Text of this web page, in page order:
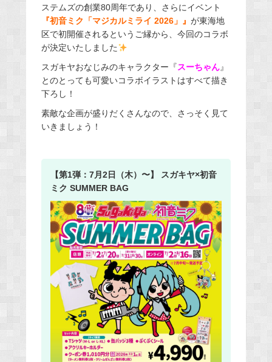
ステムズの創業80周年であり、さらにイベント
『初音ミク「マジカルミライ 2026」』 が東海地
区で初開催されるというご縁から、今回のコラボ
が決定いたしました
スガキヤおなじみのキャラクター『スーちゃん』
とのとっても可愛いコラボイラストはすべて描き
下ろし！
素敵な企画が盛りだくさんなので、さっそく見て
いきましょう！
【第1弾：7月2日（木）〜】 スガキヤ×初音
ミク SUMMER BAG